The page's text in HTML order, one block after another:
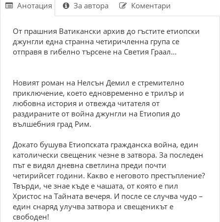
Анотация За автора Коментари
От прашния Ватикански архив до гъстите етиопски
джунгли една странна четиричленна група се
отправя в гибелно търсене на Светия Граал…
Новият роман на Нелсън Демил е стремително
приключение, което едновременно е трилър и
любовна история и отвежда читателя от
раздираните от война джунгли на Етиопия до
вълшебния град Рим.
Докато бушува Етиопската гражданска война, един
католически свещеник чезне в затвора. За последен
път е видял дневна светлина преди почти
четирийсет години. Какво е неговото престъпление?
Твърди, че знае къде е чашата, от която е пил
Христос на Тайната вечеря. И после се случва чудо –
един снаряд улучва затвора и свещеникът е
свободен!